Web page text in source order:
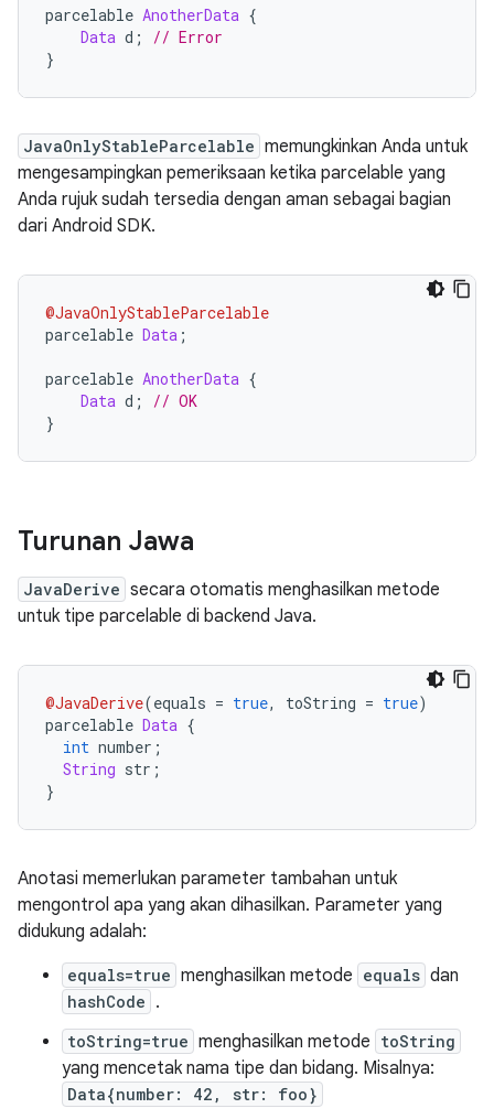
parcelable AnotherData {
Data d ;
// Error
}
JavaOnlyStableParcelable memungkinkan Anda untuk
mengesampingkan pemeriksaan ketika parcelable yang
Anda rujuk sudah tersedia dengan aman sebagai bagian
dari Android SDK.
@JavaOnlyStableParcelable
parcelable Data ;
parcelable AnotherData {
Data d ;
// OK
}
Turunan Jawa
JavaDerive secara otomatis menghasilkan metode
untuk tipe parcelable di backend Java.
@JavaDerive(equals = true, toString = true)
parcelable Data {
int number ;
String str ;
}
Anotasi memerlukan parameter tambahan untuk
mengontrol apa yang akan dihasilkan. Parameter yang
didukung adalah:
equals=true menghasilkan metode equals dan
hashCode .
toString=true menghasilkan metode toString
yang mencetak nama tipe dan bidang. Misalnya:
Data{number: 42, str: foo}